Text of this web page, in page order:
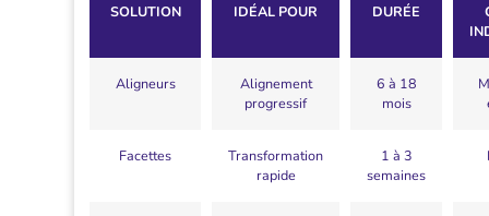
SOLUTION IDÉAL POUR DURÉE
Aligneurs
Alignement
progressif
6 à 18
mois
Facettes
Transformation
rapide
1 à 3
semaines